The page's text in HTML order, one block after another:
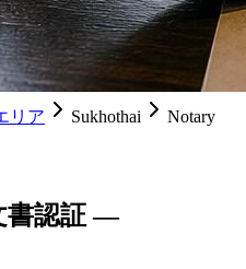
リア Sukhothai
Notary
書認証 —